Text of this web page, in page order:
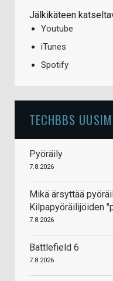
Jälkikäteen
Youtube
iTunes
Spotify
TECHBBS
Pyöräily
7.8.2026
Mikä ärsyttää
Kilpapyöräilijöiden
7.8.2026
Battlefield 6
7.8.2026